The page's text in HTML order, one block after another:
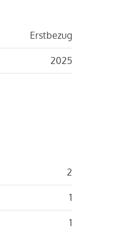
Erstbezug
2025
2
1
1